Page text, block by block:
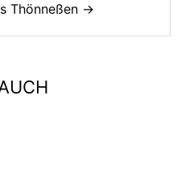
Thönneßen →